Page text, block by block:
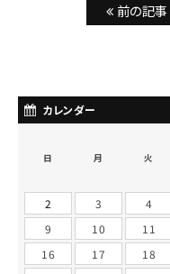
前の記事
カレンダー
日 月 火
2
3 4
9
10 11
16
17 18